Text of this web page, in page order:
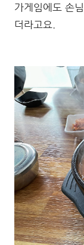
가게임에도 손
더라고요.